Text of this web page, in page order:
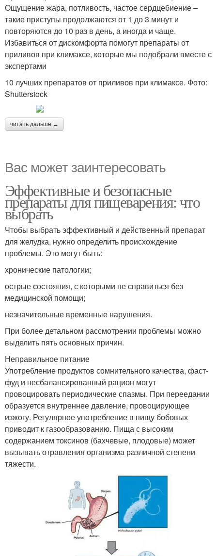
Ощущение жара, потливость, частое сердцебиение –
такие приступы продолжаются от 1 до 3 минут и
повторяются до 10 раз в день, а иногда и чаще.
Избавиться от дискомфорта помогут препараты от
приливов при климаксе, которые мы подобрали вместе с
экспертами
10 лучших препаратов от приливов при климаксе. Фото:
Shutterstock
читать дальше →
Вас может заинтересовать
Эффективные и безопасные
препараты для пищеварения: что
выбрать
Чтобы выбрать эффективный и действенный препарат
для желудка, нужно определить происхождение
проблемы. Это могут быть:
хронические патологии;
острые состояния, с которыми не справиться без
медицинской помощи;
незначительные временные нарушения.
При более детальном рассмотрении проблемы можно
выделить пять основных причин.
Неправильное питание
Употребление продуктов сомнительного качества, фаст-
фуд и несбалансированный рацион могут
провоцировать периодические спазмы. При переедании
образуется внутреннее давление, провоцирующее
изжогу. Регулярное употребление в пищу бобовых
приводит к газообразованию. Пища с высоким
содержанием токсинов (бахчевые, плодовые) может
вызывать отравления организма различной степени
тяжести.